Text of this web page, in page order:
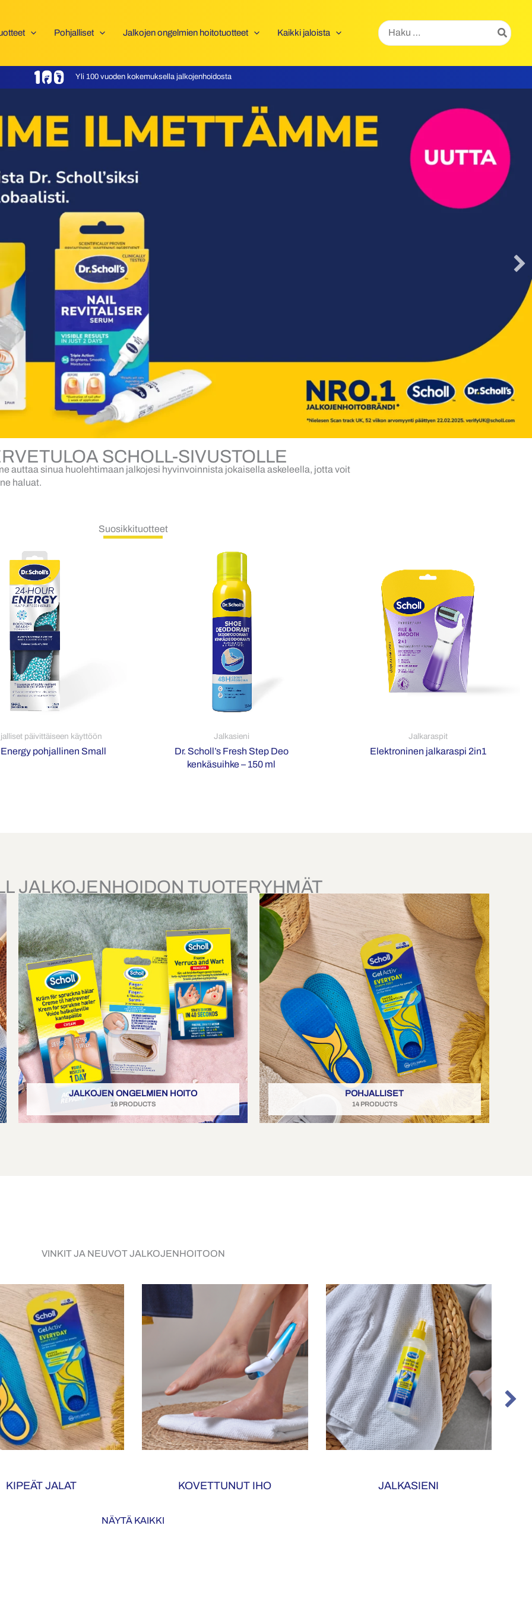
Pohjalliset Jalkojen ongelmien hoitotuotteet Kaikki jaloista
Hae:
Yli 100 vuoden kokemuksella jalkojenhoidosta
SCHOLL-SIVUSTOLLE
auttaa sinua huolehtimaan jalkojesi hyvinvoinnista jokaisella askeleella, jotta voit
haluat.
Suosikkituotteet
päivittäiseen käyttöön
pohjallinen Small
Jalkasieni
Dr. Scholl’s Fresh Step Deo
kenkäsuihke – 150 ml
Jalkaraspit
Elektroninen jalkaraspi 2in1
JALKOJENHOIDON TUOTERYHMÄT
JALKOJEN ONGELMIEN HOITO
16 PRODUCTS
POHJALLISET
14 PRODUCTS
VINKIT JA NEUVOT JALKOJENHOITOON
KIPEÄT JALAT KOVETTUNUT IHO JALKASIENI
NÄYTÄ KAIKKI